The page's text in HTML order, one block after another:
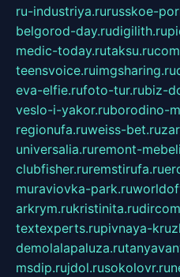
ru-industriya.rurusskoe-
belgorod-day.rudigilith.ru
medic-today.rutaksu.ru
teensvoice.ruimgsharing.ru
eva-elfie.rufoto-tur.rubiz-
veslo-i-yakor.ruborodino-
regionufa.ruweiss-bet.ru
universalia.ruremont-
clubfisher.ruremstirufa.ru
muraviovka-park.ru
arkrym.rukristinita.ru
textexperts.rupivnaya-
demolalapaluza.ru
msdip.rujdol.rusokolovr.ru